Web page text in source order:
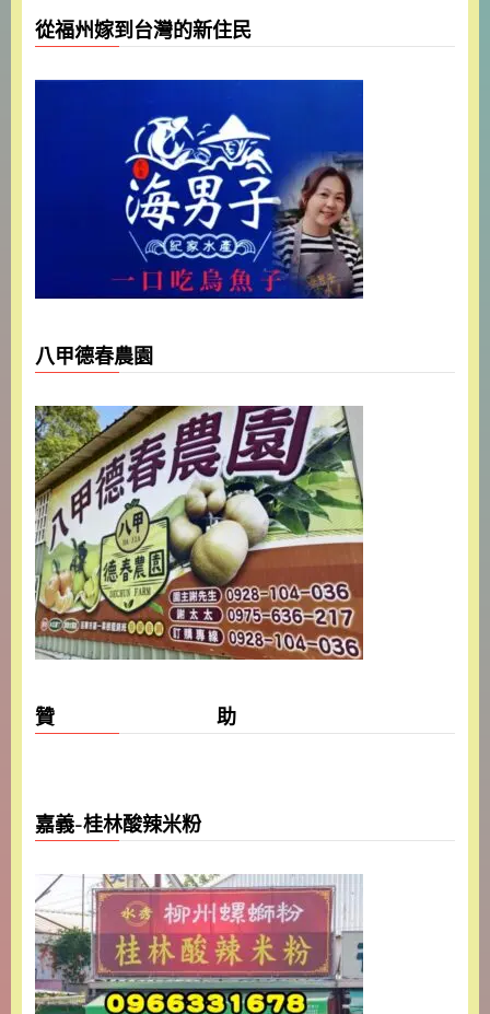
從福州嫁到台灣的新住民
八甲德春農園
贊 助
嘉義-桂林酸辣米粉